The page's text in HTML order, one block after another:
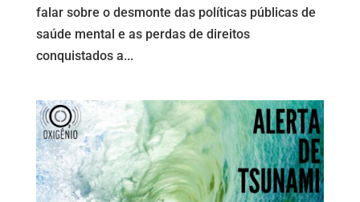
falar sobre o desmonte das políticas públicas de
saúde mental e as perdas de direitos
conquistados a...